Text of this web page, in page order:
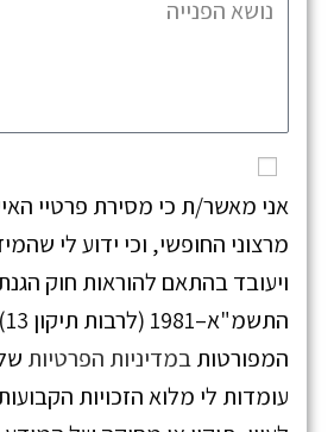
אני מאשר/ת כי מסירת פרטיי
מרצוני החופשי, וכי ידוע לי
ויעובד בהתאם להוראות חוק
המפורטותבמדיניות הפרטיות
עומדות לי מלוא הזכויות